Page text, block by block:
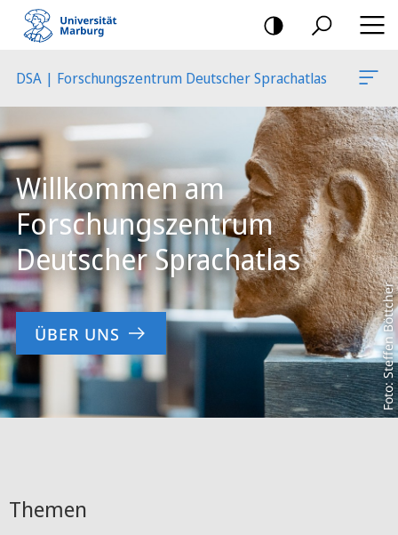
Mobile-
Navigation
DSA | Forschungszentrum Deutscher Sprachatlas
Foto: Steffen Böttcher
Willkommen am
Forschungszentrum
Deutscher Sprachatlas
ÜBER UNS
Themen